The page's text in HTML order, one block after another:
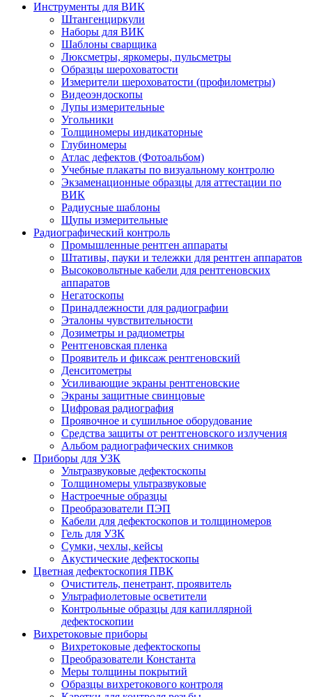
Инструменты для ВИК
Штангенциркули
Наборы для ВИК
Шаблоны сварщика
Люксметры, яркомеры, пульсметры
Образцы шероховатости
Измерители шероховатости (профилометры)
Видеоэндоскопы
Лупы измерительные
Угольники
Толщиномеры индикаторные
Глубиномеры
Атлас дефектов (Фотоальбом)
Учебные плакаты по визуальному контролю
Экзаменационные образцы для аттестации по
ВИК
Радиусные шаблоны
Щупы измерительные
Радиографический контроль
Промышленные рентген аппараты
Штативы, пауки и тележки для рентген аппаратов
Высоковольтные кабели для рентгеновских
аппаратов
Негатоскопы
Принадлежности для радиографии
Эталоны чувствительности
Дозиметры и радиометры
Рентгеновская пленка
Проявитель и фиксаж рентгеновский
Денситометры
Усиливающие экраны рентгеновские
Экраны защитные свинцовые
Цифровая радиография
Проявочное и сушильное оборудование
Средства защиты от рентгеновского излучения
Альбом радиографических снимков
Приборы для УЗК
Ультразвуковые дефектоскопы
Толщиномеры ультразвуковые
Настроечные образцы
Преобразователи ПЭП
Кабели для дефектоскопов и толщиномеров
Гель для УЗК
Сумки, чехлы, кейсы
Акустические дефектоскопы
Цветная дефектоскопия ПВК
Очиститель, пенетрант, проявитель
Ультрафиолетовые осветители
Контрольные образцы для капиллярной
дефектоскопии
Вихретоковые приборы
Вихретоковые дефектоскопы
Преобразователи Константа
Меры толщины покрытий
Образцы вихретокового контроля